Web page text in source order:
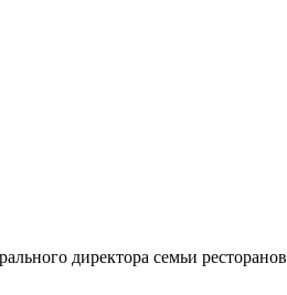
директора семьи ресторанов